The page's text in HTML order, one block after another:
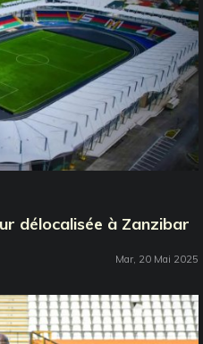
délocalisée à Zanzibar
Mar, 20 Mai 2025